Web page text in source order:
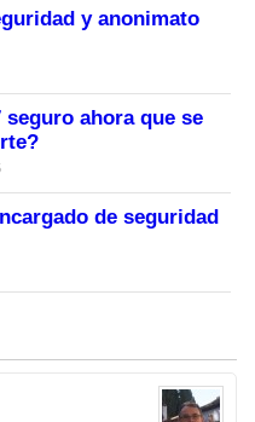
y anonimato
seguro ahora que se
de seguridad